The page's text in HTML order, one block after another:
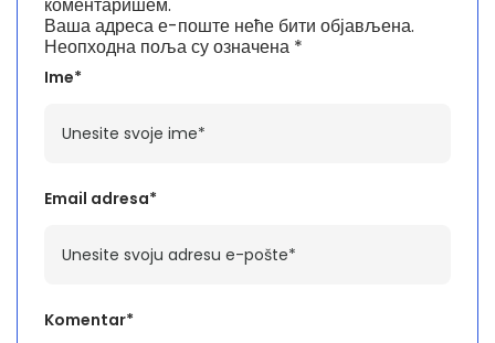
Ваша адреса е-поште неће бити објављена.
Неопходна поља су означена *
Komentar*
Ime*
Email adresa*
коментаришем.